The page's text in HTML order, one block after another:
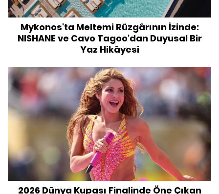
Mykonos'ta Meltemi Rüzgârının İzinde:
NISHANE ve Cavo Tagoo'dan Duyusal Bir
Yaz Hikâyesi
2026 Dünya Kupası Finalinde Öne Çıkan